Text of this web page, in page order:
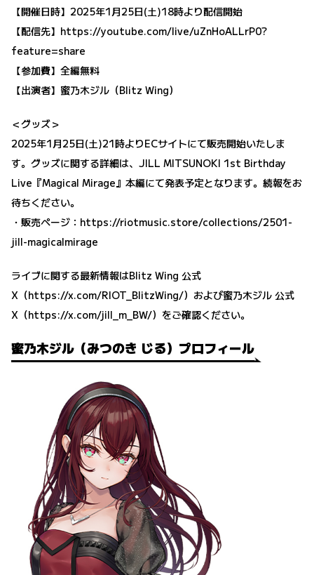
【開催日時】2025年1月25日(土)18時より配信開始
【配信先】 https://youtube.com/live/uZnHoALLrP0?
feature=share
【参加費】全編無料
【出演者】蜜乃木ジル（Blitz Wing）
＜グッズ＞
2025年1月25日(土)21時よりECサイトにて販売開始いたしま
す。グッズに関する詳細は、JILL MITSUNOKI 1st Birthday
Live『Magical Mirage』本編にて発表予定となります。続報をお
待ちください。
・販売ページ： https://riotmusic.store/collections/2501-
jill-magicalmirage
ライブに関する最新情報はBlitz Wing 公式
X（https://x.com/RIOT_BlitzWing/）および蜜乃木ジル 公式
X（https://x.com/jill_m_BW/）をご確認ください。
蜜乃木ジル（みつのき じる）プロフィール